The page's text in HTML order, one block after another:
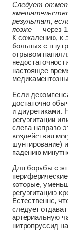
Следует
результат,
позже — через 1
К сожалению, к
больных с
отрывом
настоящее
Если
достаточно
и диуретиками.
регургитации
слева направо
воздействия
шунтирование)
падению
Для борьбы с
которые,
регургитацию
Естественно,
следует
артериальную
нитропруссид